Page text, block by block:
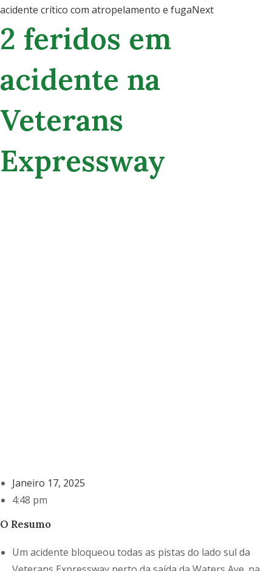
acidente crítico com atropelamento e fugaNext
2 feridos em
acidente na
Veterans
Expressway
Janeiro 17, 2025
4:48 pm
O Resumo
Um acidente bloqueou todas as pistas do lado sul da